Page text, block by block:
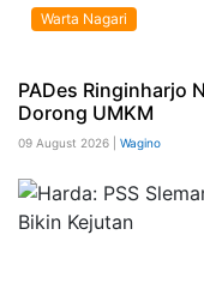
Warta Nagari
PADes Ringinharjo
Dorong UMKM
09 August 2026 | Wagino